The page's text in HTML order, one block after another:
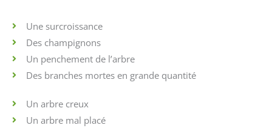
Une surcroissance
Des champignons
Un penchement de l’arbre
Des branches mortes en grande quantité
Un arbre creux
Un arbre mal placé